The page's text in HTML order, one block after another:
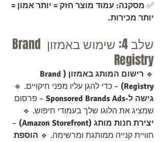
✅ מסקנה: עמוד מוצר חזק = יותר אמון =
יותר מכירות.
שלב 4: שימוש באמזון Brand
Registry
🔹
רישום המותג באמזון (Brand
Registry) – כדי להגן עליו מפני חיקויים. 🔹
גישה ל-Sponsored Brands Ads
– פרסום
שמציג את הלוגו שלך בעמודי חיפוש. 🔹
יצירת חנות מותג (Amazon Storefront)
–
חוויית קנייה ממותגת ומרשימה. 🔹 הוספת